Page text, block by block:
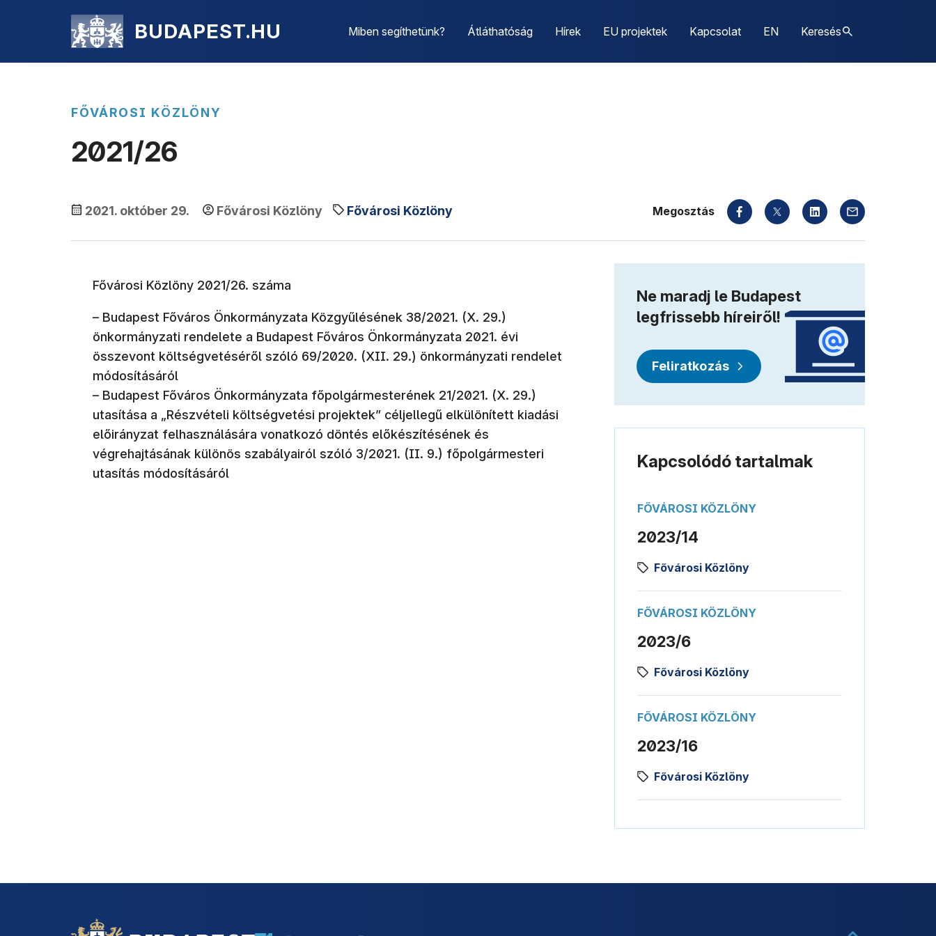
BUDAPEST.HU Miben segíthetünk? Átláthatóság Hírek EU projektek Kapcsolat EN Keresés
FŐVÁROSI KÖZLÖNY
2021/26
2021. október 29. Fővárosi Közlöny Fővárosi Közlöny Megosztás
Fővárosi Közlöny 2021/26. száma
– Budapest Főváros Önkormányzata Közgyűlésének 38/2021. (X. 29.)
önkormányzati rendelete a Budapest Főváros Önkormányzata 2021. évi
összevont költségvetéséről szóló 69/2020. (XII. 29.) önkormányzati rendelet
módosításáról
– Budapest Főváros Önkormányzata főpolgármesterének 21/2021. (X. 29.)
utasítása a „Részvételi költségvetési projektek” céljellegű elkülönített kiadási
előirányzat felhasználására vonatkozó döntés előkészítésének és
végrehajtásának különös szabályairól szóló 3/2021. (II. 9.) főpolgármesteri
utasítás módosításáról
Ne maradj le Budapest
legfrissebb híreiről!
Feliratkozás
Kapcsolódó tartalmak
FŐVÁROSI KÖZLÖNY
2023/14
Fővárosi Közlöny
FŐVÁROSI KÖZLÖNY
2023/6
Fővárosi Közlöny
FŐVÁROSI KÖZLÖNY
2023/16
Fővárosi Közlöny